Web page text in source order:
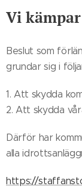
Vi
Beslut som
grundar sig i
1. Att skydda
2. Att skydda
Därför har
alla
https://